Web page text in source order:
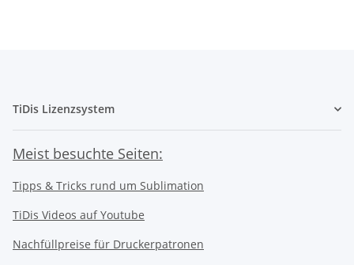
TiDis Lizenzsystem
Meist besuchte Seiten:
Tipps & Tricks rund um Sublimation
TiDis Videos auf Youtube
Nachfüllpreise für Druckerpatronen